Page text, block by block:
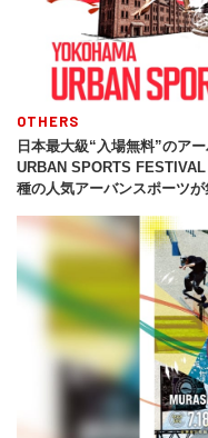
OTHERS
日本最大級“入場無料”のア
URBAN SPORTS
種の人気アーバンスポーツが